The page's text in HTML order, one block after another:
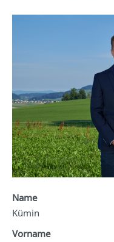
Name
Kümin
Vorname